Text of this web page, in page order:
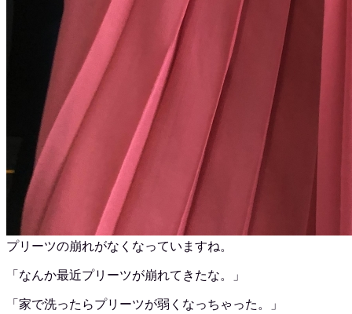
プリーツの崩れがなくなっていますね。
「なんか最近プリーツが崩れてきたな。」
「家で洗ったらプリーツが弱くなっちゃった。」